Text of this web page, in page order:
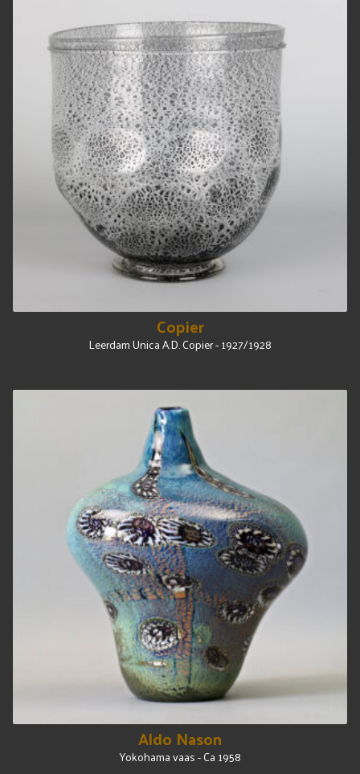
Copier
Leerdam Unica A.D. Copier - 1927/1928
Aldo Nason
Yokohama vaas - Ca 1958